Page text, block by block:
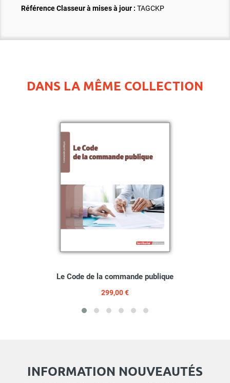
Référence Classeur à mises à jour : TAGCKP
DANS LA MÊME COLLECTION
Le Code de la commande publique
299,00 €
INFORMATION NOUVEAUTÉS